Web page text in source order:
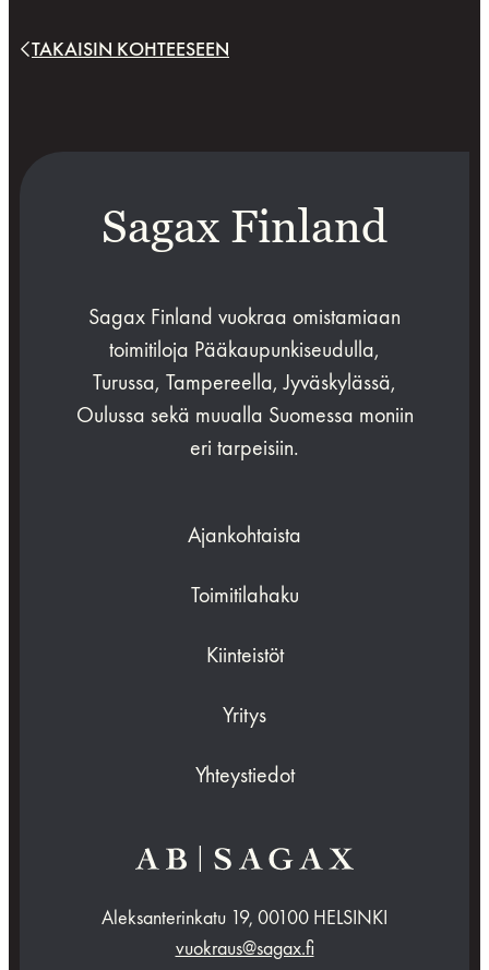
TAKAISIN KOHTEESEEN
Sagax Finland
Sagax Finland vuokraa omistamiaan
toimitiloja Pääkaupunkiseudulla,
Turussa, Tampereella, Jyväskylässä,
Oulussa sekä muualla Suomessa moniin
eri tarpeisiin.
Ajankohtaista
Toimitilahaku
Kiinteistöt
Yritys
Yhteystiedot
Aleksanterinkatu 19, 00100 HELSINKI
vuokraus@sagax.fi